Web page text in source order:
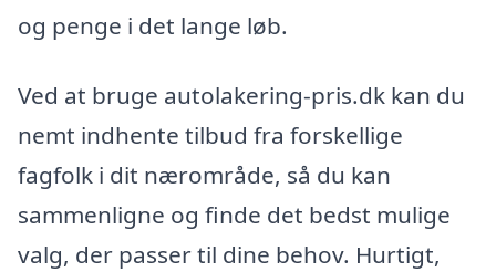
og penge i det lange løb.
Ved at bruge autolakering-pris.dk kan du
nemt indhente tilbud fra forskellige
fagfolk i dit nærområde, så du kan
sammenligne og finde det bedst mulige
valg, der passer til dine behov. Hurtigt,